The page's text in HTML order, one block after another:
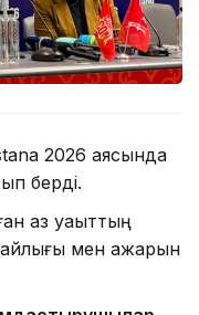
2026 аясында
берді.
аз уақыттың
мен ақжарқын